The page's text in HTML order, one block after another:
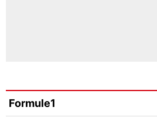
Formule1